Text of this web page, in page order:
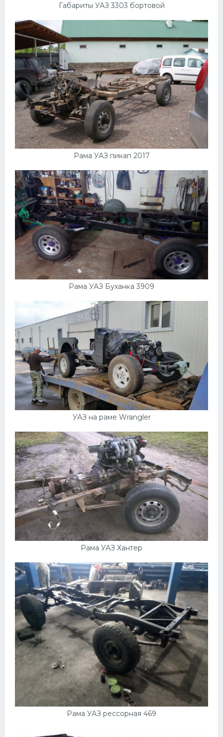
Габариты УАЗ 3303 бортовой
Рама УАЗ пикап 2017
Рама УАЗ Буханка 3909
УАЗ на раме Wrangler
Рама УАЗ Хантер
Рама УАЗ рессорная 469